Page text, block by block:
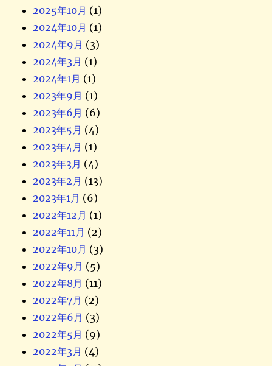
2025年10月 (1)
2024年10月 (1)
2024年9月 (3)
2024年3月 (1)
2024年1月 (1)
2023年9月 (1)
2023年6月 (6)
2023年5月 (4)
2023年4月 (1)
2023年3月 (4)
2023年2月 (13)
2023年1月 (6)
2022年12月 (1)
2022年11月 (2)
2022年10月 (3)
2022年9月 (5)
2022年8月 (11)
2022年7月 (2)
2022年6月 (3)
2022年5月 (9)
2022年3月 (4)